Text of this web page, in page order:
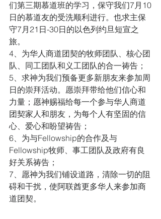
们第三期慕道班的学习，保守我们7月10
日的慕道友的受洗顺利进行。也求主保
守7月21日-30日的以色列约旦短宣之
旅。
4、为华人商道团契的牧师团队、核心团
队、同工团队和义工团队的合一祷告；
5、求神为我们预备更多新朋友来参加周
日的崇拜活动。愿崇拜带给他们信心和
力量；愿神赐福给每一个参与华人商道
团契家人和朋友，为每个人有坚固的信
心、爱心和盼望祷告；
6、为与Fellowship的合作及与
Fellowship牧师、事工团队及政府有良
好关系祷告；
7、愿神为我们铺设道路，清除一切的阻
碍和干扰，使阿联酋更多华人来参加商
道团契。